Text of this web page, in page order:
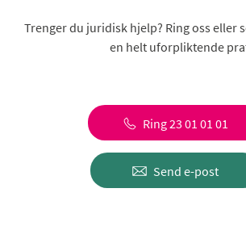
Trenger du juridisk hjelp? Ring oss eller
en helt uforpliktende
Ring 23 01 01 01
Send e-post